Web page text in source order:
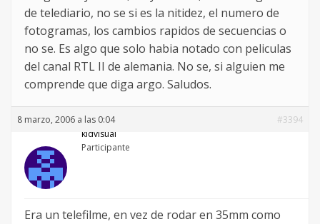
de telediario, no se si es la nitidez, el numero de
fotogramas, los cambios rapidos de secuencias o
no se. Es algo que solo habia notado con peliculas
del canal RTL II de alemania. No se, si alguien me
comprende que diga argo. Saludos.
8 marzo, 2006 a las 0:04
#3394
kidvisual
Participante
Era un telefilme, en vez de rodar en 35mm como